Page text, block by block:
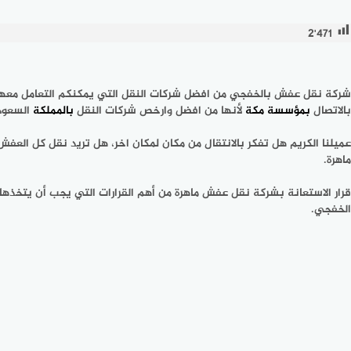
2٬471
شركة نقل عفش بالخفجي من افضل شركات النقل التي يمكنكم التعامل
بالاتصال بمؤسسة مكة لأنها من افضل وارخص شركات النقل بالمملكة
عميلنا الكريم هل تفكر بالانتقال من مكان لمكان اخر، هل تريد نقل كل
ماهرة.
قرار الاستعانة بشركة نقل عفش ماهرة من أهم القرارات التي يجب أن
الخفجي.